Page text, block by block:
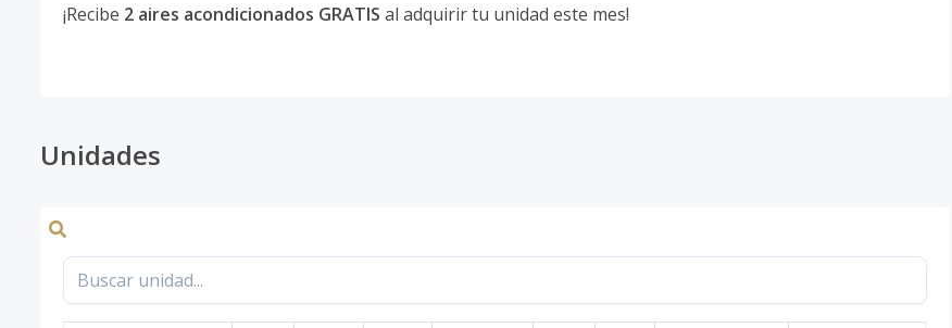
¡Recibe 2 aires acondicionados GRATIS al adquirir tu unidad este mes!
Unidades